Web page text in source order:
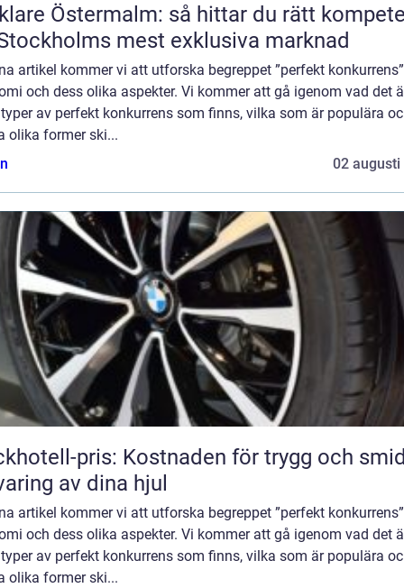
Östermalm: så hittar du rätt
mest exklusiva marknad
artikel kommer vi att utforska begreppet ”perfekt
och dess olika aspekter. Vi kommer att gå igenom vad det
av perfekt konkurrens som finns, vilka som är populära
olika former ski...
02 augusti
pris: Kostnaden för trygg och
av dina hjul
artikel kommer vi att utforska begreppet ”perfekt
och dess olika aspekter. Vi kommer att gå igenom vad det
av perfekt konkurrens som finns, vilka som är populära
olika former ski...